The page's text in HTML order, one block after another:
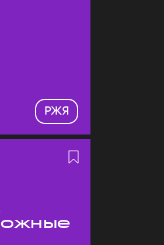
РЖЯ